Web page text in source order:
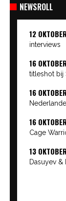
NEWSROLL
12
interviews
16
titleshot bij
16
16
Cage
13
Dasuyev &